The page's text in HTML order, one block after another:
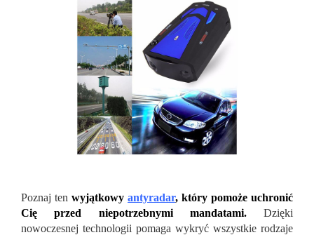
Poznaj ten wyjątkowy antyradar, który pomoże uchronić
Cię przed niepotrzebnymi mandatami.Dzięki
nowoczesnej technologii pomaga wykryć wszystkie rodzaje